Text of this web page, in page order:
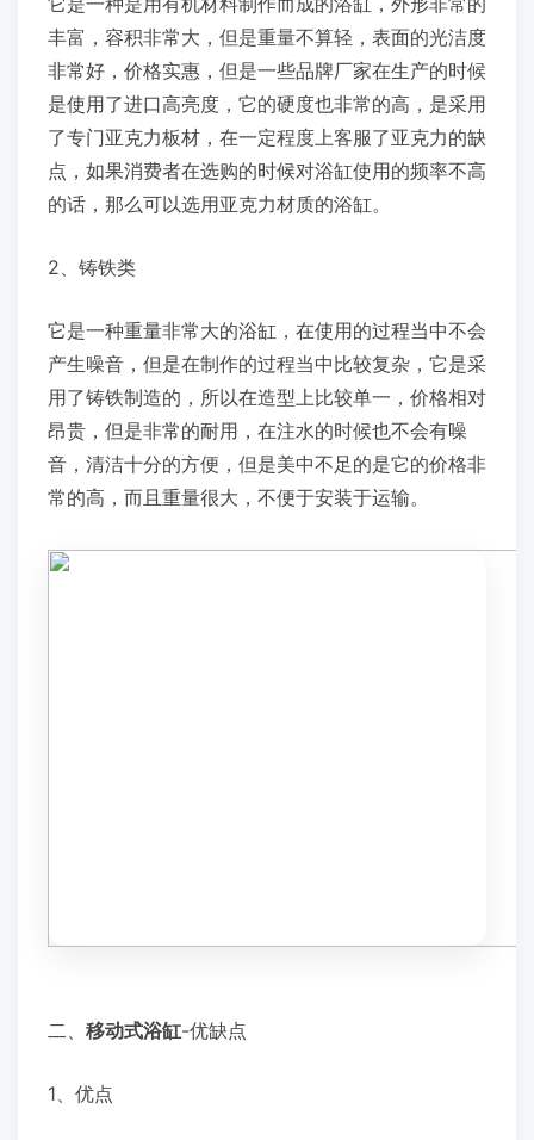
丰富，容积非常大，但是重量不算轻，表面的光洁度
非常好，价格实惠，但是一些品牌厂家在生产的时候
是使用了进口高亮度，它的硬度也非常的高，是采用
了专门亚克力板材，在一定程度上客服了亚克力的缺
点，如果消费者在选购的时候对浴缸使用的频率不高
的话，那么可以选用亚克力材质的浴缸。
2、铸铁类
它是一种重量非常大的浴缸，在使用的过程当中不会
产生噪音，但是在制作的过程当中比较复杂，它是采
用了铸铁制造的，所以在造型上比较单一，价格相对
昂贵，但是非常的耐用，在注水的时候也不会有噪
音，清洁十分的方便，但是美中不足的是它的价格非
常的高，而且重量很大，不便于安装于运输。
二、 移动式浴缸-优缺点
1、优点